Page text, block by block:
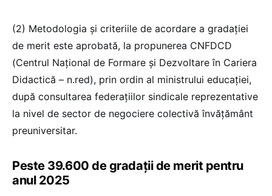
(2) Metodologia și criteriile de acordare a gradației
de merit este aprobată, la propunerea CNFDCD
(Centrul Național de Formare și Dezvoltare în Cariera
Didactică – n.red), prin ordin al ministrului educației,
după consultarea federațiilor sindicale reprezentative
la nivel de sector de negociere colectivă învățământ
preuniversitar.
Peste 39.600 de gradații de merit pentru
anul 2025